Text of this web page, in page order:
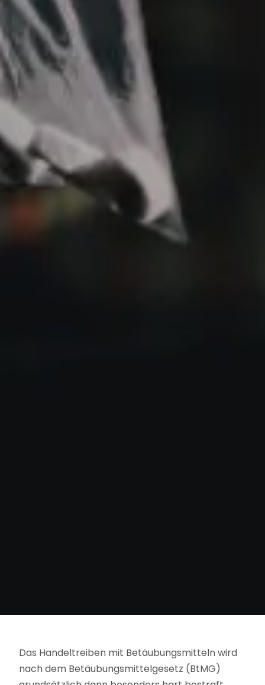
Das Handeltreiben mit Betäubungsmitteln wird
nach dem Betäubungsmittelgesetz (BtMG)